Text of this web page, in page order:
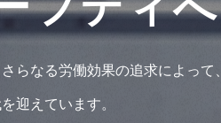
らなる労働効果の追求によって、
迎えています。